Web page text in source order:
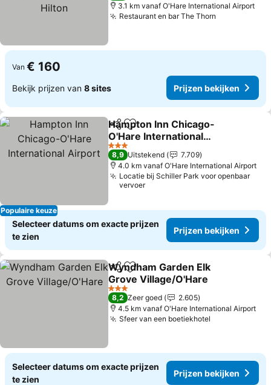
3.1 km vanaf O'Hare International Airport
Restaurant en bar The Thorn
Van € 160
Bekijk prijzen van 8 sites Prijzen bekijken
Populaire keuze
DelenToevoegen aan favorieten
Hampton Inn Chicago-
O'Hare International
Airport
Prijzen bekijken
3 Sterren
8,9 Uitstekend
7.709
4.0 km vanaf O'Hare International Airport
Locatie bij Schiller Park voor openbaar
vervoer
Selecteer datums om exacte prijzen
te zien
Prijzen bekijken
DelenToevoegen aan favorieten
Wyndham Garden Elk
Grove Village/O'Hare
Prijzen bekijken
3 Sterren
8,2 Zeer goed
2.605
4.5 km vanaf O'Hare International Airport
Sfeer van een boetiekhotel
Selecteer datums om exacte prijzen
te zien
Prijzen bekijken